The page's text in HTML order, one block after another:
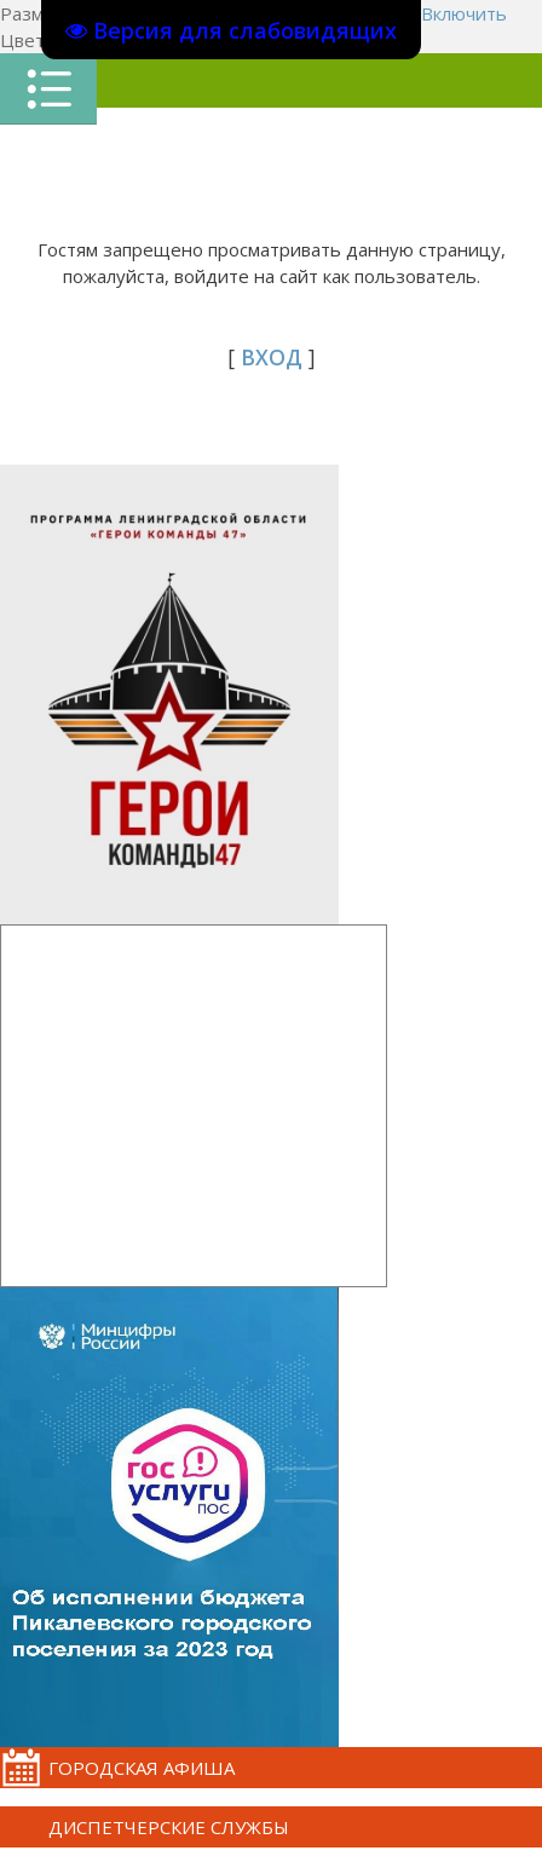
Версия для слабовидящих
Размер шрифта:
Включить
Цвет сайтаЦ Ц Ц Х
Гостям запрещено просматривать данную страницу,
пожалуйста, войдите на сайт как пользователь.
[ ВХОД ]
ГОРОДСКАЯ АФИША
ДИСПЕТЧЕРСКИЕ СЛУЖБЫ